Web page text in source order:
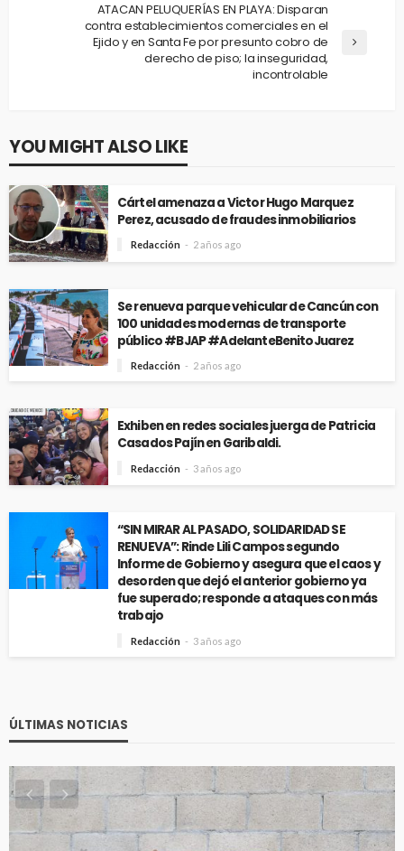
ATACAN PELUQUERÍAS EN PLAYA: Disparan
contra establecimientos comerciales en el
Ejido y en Santa Fe por presunto cobro de
derecho de piso; la inseguridad,
incontrolable
YOU MIGHT ALSO LIKE
Cártel amenaza a Victor Hugo Marquez
Perez, acusado de fraudes inmobiliarios
Redacción 2 años ago
Se renueva parque vehicular de Cancún con
100 unidades modernas de transporte
público #BJAP #AdelanteBenitoJuarez
Redacción 2 años ago
Exhiben en redes sociales juerga de Patricia
Casados Pajín en Garibaldi.
Redacción 3 años ago
“SIN MIRAR AL PASADO, SOLIDARIDAD SE
RENUEVA”: Rinde Lili Campos segundo
Informe de Gobierno y asegura que el caos y
desorden que dejó el anterior gobierno ya
fue superado; responde a ataques con más
trabajo
Redacción 3 años ago
ÚLTIMAS NOTICIAS